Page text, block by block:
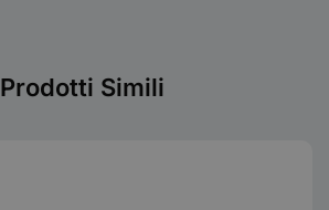
Prodotti Simili